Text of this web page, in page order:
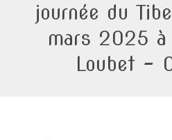
journée du
mars 2025 à
Loubet –